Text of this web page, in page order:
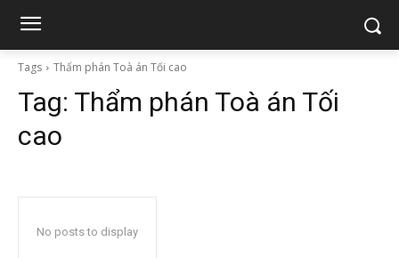
Tags Thẩm phán Toà án Tối cao
Tag: Thẩm phán Toà án Tối
cao
No posts to display